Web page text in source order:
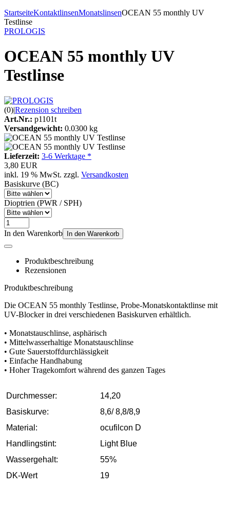
StartseiteKontaktlinsenMonatslinsenOCEAN 55 monthly UV
Testlinse
PROLOGIS
OCEAN 55 monthly UV
Testlinse
(0)|Rezension schreiben
Art.Nr.: p1101t
Versandgewicht: 0.0300 kg
Lieferzeit: 3-6 Werktage *
3,80 EUR
inkl. 19 % MwSt. zzgl. Versandkosten
Basiskurve (BC)
Dioptrien (PWR / SPH)
In den Warenkorb In den Warenkorb
Produktbeschreibung
Rezensionen
Produktbeschreibung
Die OCEAN 55 monthly Testlinse, Probe-Monatskontaktlinse mit
UV-Blocker in drei verschiedenen Basiskurven erhältlich.
• Monatstauschlinse, asphärisch
• Mittelwasserhaltige Monatstauschlinse
• Gute Sauerstoffdurchlässigkeit
• Einfache Handhabung
• Hoher Tragekomfort während des ganzen Tages
Durchmesser:
14,20
Basiskurve:
8,6/ 8,8/8,9
Material:
ocufilcon D
Handlingstint:
Light Blue
Wassergehalt:
55%
DK-Wert
19